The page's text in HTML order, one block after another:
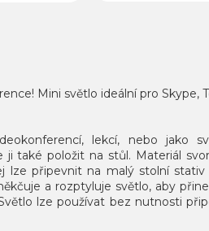
Mini světlo ideální pro Skype,
lekcí, nebo jako
ji také položit na stůl. Materiál
lze připevnit na malý stolní stativ
a rozptyluje světlo, aby
lze používat bez nutnosti